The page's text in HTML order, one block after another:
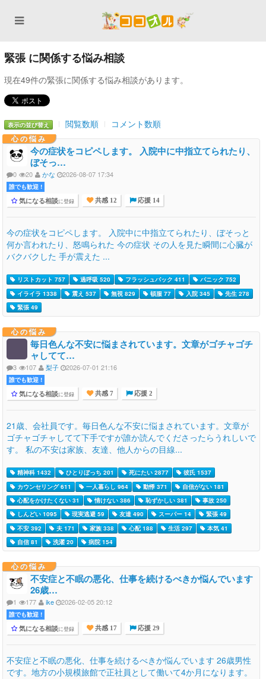
緊張 に関係する悩み相談
現在49件の緊張に関係する悩み相談があります。
表示の並び替え 閲覧数順 コメント数順
心の悩み
今の症状をコピペします。 入院中に中指立てられたり、
ぼそっ…
0 20 かな 2026-08-07 17:34
誰でも歓迎 !
気になる相談に登録 共感 12 応援 14
今の症状をコピペします。 入院中に中指立てられたり、ぼそっと
何か言われたり、怒鳴られた 今の症状 その人を見た瞬間に心臓が
バクバクした 手が震えた ...
リストカット 757 過呼吸 520 フラッシュバック 411
パニック 752
イライラ 1338
震え 537 無視 829 頓服 77 入院 345
先生 278
緊張 49
心の悩み
毎日色んな不安に悩まされています。文章がゴチャゴチ
ャしてて…
3 107 梨子 2026-07-01 21:16
誰でも歓迎 !
気になる相談に登録 共感 7 応援 2
21歳、会社員です。毎日色んな不安に悩まされています。文章が
ゴチャゴチャしてて下手ですが誰か読んでくださったらうれしいで
す。 私の不安は家族、友達、他人からの目線...
精神科 1432 ひとりぼっち 201 死にたい 2877
彼氏 1537
カウンセリング 611
一人暮らし 964 動悸 371
自信がない 181
心配をかけたくない 31
情けない 386 恥ずかしい 381
事故 250
しんどい 1095
現実逃避 59 友達 490 スーパー 14
緊張 49
不安 392
夫 171 家族 338 心配 188 生活 297
本気 41
自信 81
洗濯 20 病院 154
心の悩み
不安症と不眠の悪化、仕事を続けるべきか悩んでいます
26歳…
1 177 ike 2026-02-05 20:12
誰でも歓迎 !
気になる相談に登録 共感 17 応援 29
不安症と不眠の悪化、仕事を続けるべきか悩んでいます 26歳男性
です。地方の小規模旅館で正社員として働いて4か月になります。